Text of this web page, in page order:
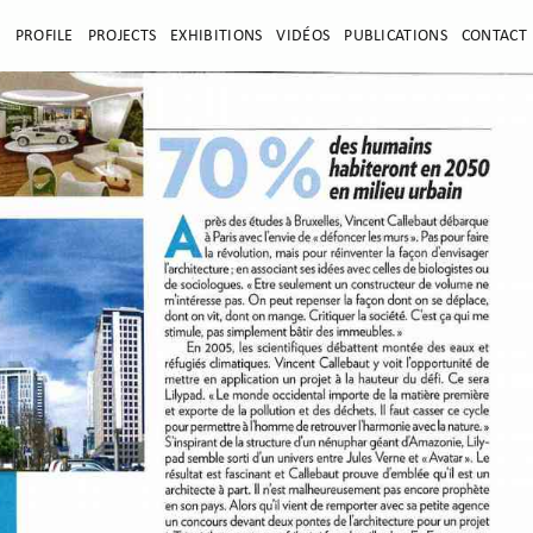
PROFILE PROJECTS EXHIBITIONS VIDÉOS PUBLICATIONS CONTACT